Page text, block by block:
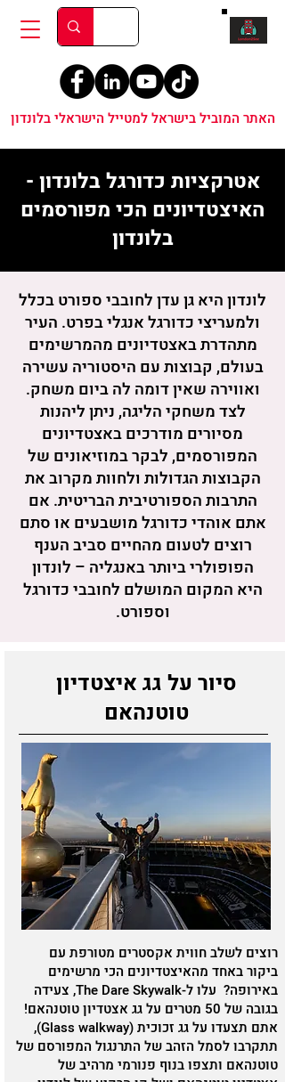
האתר המוביל בישראל למטייל הישראלי בלונדון
אטרקציות כדורגל בלונדון -
האיצטדיונים הכי מפורסמים
בלונדון
לונדון היא גן עדן לחובבי ספורט בכלל
ולמעריצי כדורגל אנגלי בפרט. העיר
מתהדרת באצטדיונים מהמרשימים
בעולם, קבוצות עם היסטוריה עשירה
ואווירה שאין דומה לה ביום משחק.
לצד משחקי הליגה, ניתן ליהנות
מסיורים מודרכים באצטדיונים
המפורסמים, לבקר במוזיאונים של
הקבוצות הגדולות ולחוות מקרוב את
התרבות הספורטיבית הבריטית. אם
אתם אוהדי כדורגל מושבעים או סתם
רוצים לטעום מהחיים סביב הענף
הפופולרי ביותר באנגליה – לונדון
היא המקום המושלם לחובבי כדורגל
וספורט.
סיור על גג איצטדיון
טוטנהאם
רוצים לשלב חווית אקסטרים מטורפת עם
ביקור באחד מהאיצטדיונים הכי מרשימים
באירופה? עלו ל-The Dare Skywalk, צעידה
בגובה של 50 מטרים על גג אצטדיון טוטנהאם!
אתם תצעדו על גג זכוכית (Glass walkway),
תתקרבו לסמל הזהב של התרנגול המפורסם של
טוטנהאם ותצפו בנוף פנורמי מרהיב של